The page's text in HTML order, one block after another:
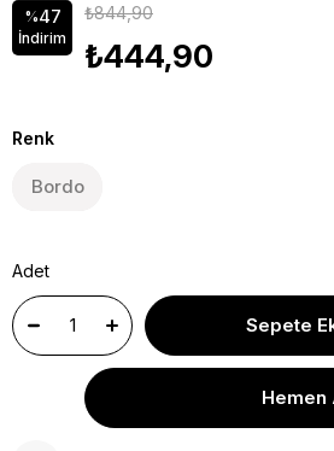
%47
İndirim
₺844,90
₺444,90
Renk
Bordo
Adet